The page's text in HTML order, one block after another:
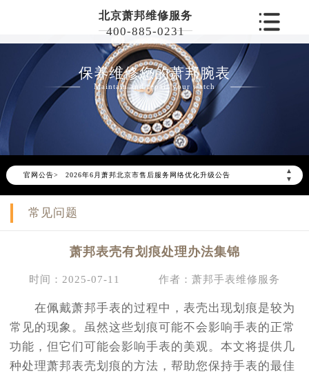
北京萧邦维修服务
400-885-0231
保养维修您的萧邦腕表
Maintain and repair your watch
官网公告>
▲
▼
2026年6月萧邦北京市售后服务网络优化升级公告
2026年6月北京市萧邦官方售后客户服务热线：400-885-0231
2026年6月萧邦售后服务中心最新网点地址：
节假日正常营业！
常见问题
萧邦表壳有划痕处理办法集锦
时间：2025-07-11 作者：萧邦手表维修服务
在佩戴萧邦手表的过程中，表壳出现划痕是较为
常见的现象。虽然这些划痕可能不会影响手表的正常
功能，但它们可能会影响手表的美观。本文将提供几
种处理萧邦表壳划痕的方法，帮助您保持手表的最佳